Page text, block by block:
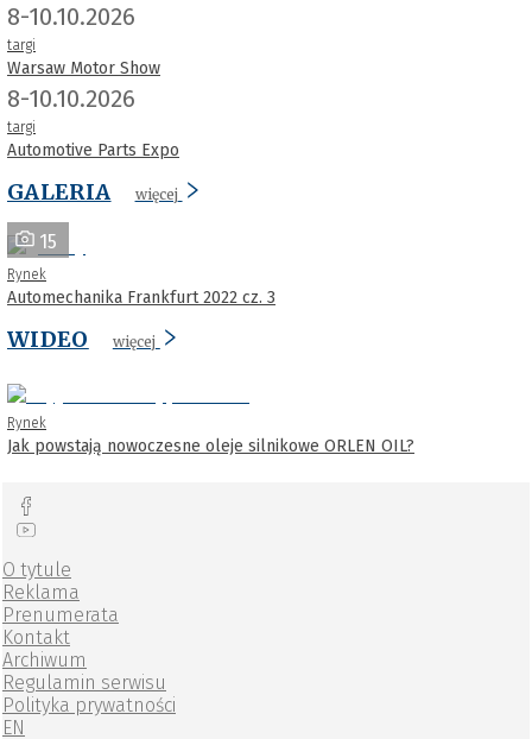
8-10.10.2026
targi
Warsaw Motor Show
8-10.10.2026
targi
Automotive Parts Expo
GALERIA więcej
15
Rynek
Automechanika Frankfurt 2022 cz. 3
WIDEO więcej
Rynek
Jak powstają nowoczesne oleje silnikowe ORLEN OIL?
O tytule
Reklama
Prenumerata
Kontakt
Archiwum
Regulamin serwisu
Polityka prywatności
EN